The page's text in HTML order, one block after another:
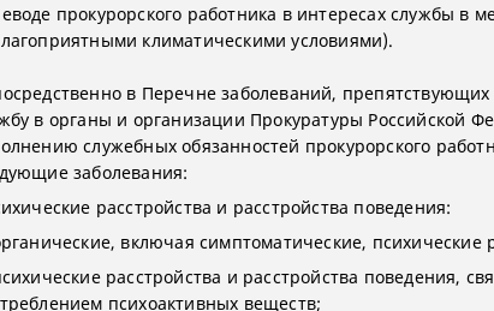
прокурорского работника в интересах службы в
климатическими условиями).
в Перечне заболеваний,
в органы и организации Прокуратуры Российской
служебных обязанностей прокурорского
заболевания:
расстройства и расстройства поведения:
включая симптоматические, психические
расстройства и расстройства поведения,
психоактивных веществ;